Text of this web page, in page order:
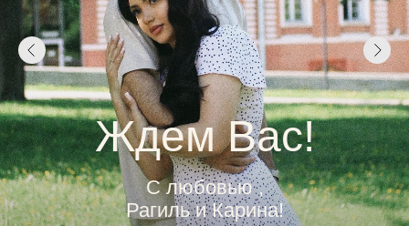
С любовью ,
Рагиль и Карина!
Ждем Вас!